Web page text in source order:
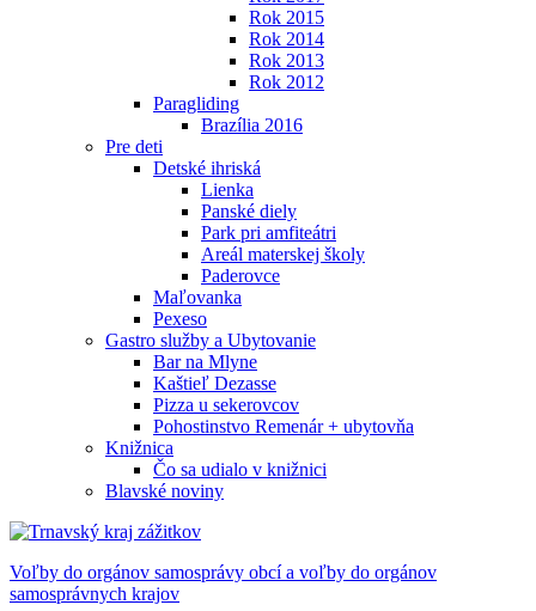
Rok 2015
Rok 2014
Rok 2013
Rok 2012
Paragliding
Brazília 2016
Pre deti
Detské ihriská
Lienka
Panské diely
Park pri amfiteátri
Areál materskej školy
Paderovce
Maľovanka
Pexeso
Gastro služby a Ubytovanie
Bar na Mlyne
Kaštieľ Dezasse
Pizza u sekerovcov
Pohostinstvo Remenár + ubytovňa
Knižnica
Čo sa udialo v knižnici
Blavské noviny
Voľby do orgánov samosprávy obcí a voľby do orgánov
samosprávnych krajov